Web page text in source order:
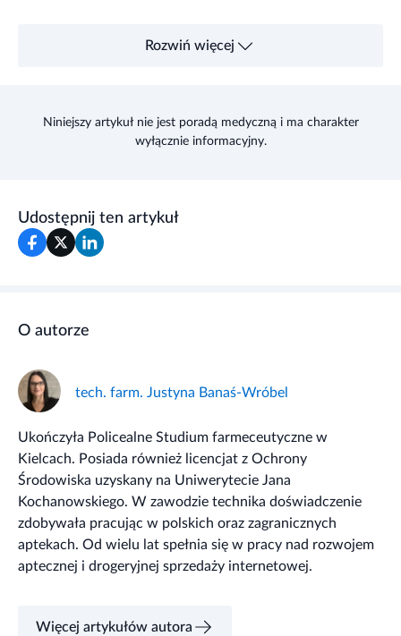
Rozwiń więcej
Niniejszy artykuł nie jest poradą medyczną i ma charakter
wyłącznie informacyjny.
Udostępnij ten artykuł
O autorze
tech. farm. Justyna Banaś-Wróbel
Ukończyła Policealne Studium farmeceutyczne w
Kielcach. Posiada również licencjat z Ochrony
Środowiska uzyskany na Uniwerytecie Jana
Kochanowskiego. W zawodzie technika doświadczenie
zdobywała pracując w polskich oraz zagranicznych
aptekach. Od wielu lat spełnia się w pracy nad rozwojem
aptecznej i drogeryjnej sprzedaży internetowej.
Więcej artykułów autora